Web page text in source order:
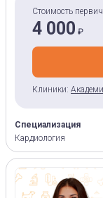
Стоимость
4 000 ₽
Клиники:
Специализация
Кардиология